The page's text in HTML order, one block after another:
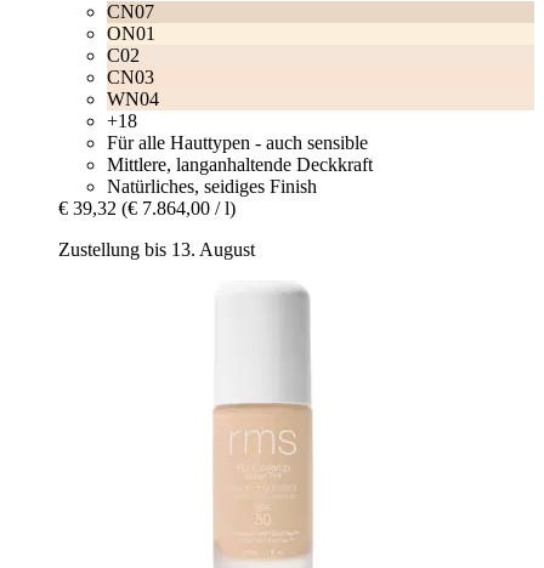
CN07
ON01
C02
CN03
WN04
+18
Für alle Hauttypen - auch sensible
Mittlere, langanhaltende Deckkraft
Natürliches, seidiges Finish
€ 39,32 (€ 7.864,00 / l)
Zustellung bis 13. August